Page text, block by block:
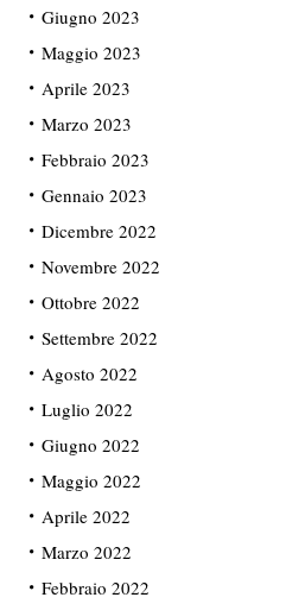
Giugno 2023
Maggio 2023
Aprile 2023
Marzo 2023
Febbraio 2023
Gennaio 2023
Dicembre 2022
Novembre 2022
Ottobre 2022
Settembre 2022
Agosto 2022
Luglio 2022
Giugno 2022
Maggio 2022
Aprile 2022
Marzo 2022
Febbraio 2022